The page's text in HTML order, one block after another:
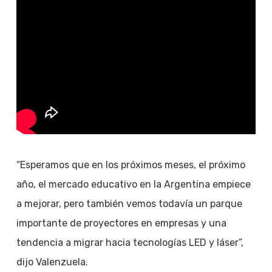
“Esperamos que en los próximos meses, el próximo
año, el mercado educativo en la Argentina empiece
a mejorar, pero también vemos todavía un parque
importante de proyectores en empresas y una
tendencia a migrar hacia tecnologías LED y láser”,
dijo Valenzuela.